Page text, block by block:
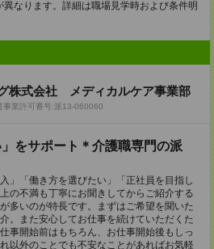
なります。詳細は職場見学時および条件明
株式会社 メディカルケア事業部
事業許可番号:派13-060060
」をサポート＊介護職専門の派
」「働き方を選びたい」「正社員を目指し
の不満も丁寧にお聞きしてからご紹介する
多いのが特長です。まずはご希望を聞いた
。また安心してお仕事を続けていただくた
事開始前はもちろん、お仕事開始後もしっ
以外のことでも不安なことがあればお気軽